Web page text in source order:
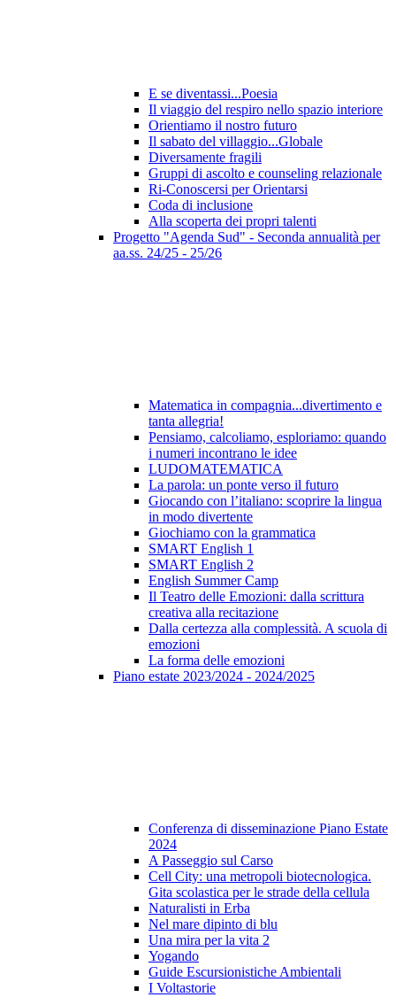
E se diventassi...Poesia
Il viaggio del respiro nello spazio interiore
Orientiamo il nostro futuro
Il sabato del villaggio...Globale
Diversamente fragili
Gruppi di ascolto e counseling relazionale
Ri-Conoscersi per Orientarsi
Coda di inclusione
Alla scoperta dei propri talenti
Progetto "Agenda Sud" - Seconda annualità per
aa.ss. 24/25 - 25/26
Matematica in compagnia...divertimento e
tanta allegria!
Pensiamo, calcoliamo, esploriamo: quando
i numeri incontrano le idee
LUDOMATEMATICA
La parola: un ponte verso il futuro
Giocando con l’italiano: scoprire la lingua
in modo divertente
Giochiamo con la grammatica
SMART English 1
SMART English 2
English Summer Camp
Il Teatro delle Emozioni: dalla scrittura
creativa alla recitazione
Dalla certezza alla complessità. A scuola di
emozioni
La forma delle emozioni
Piano estate 2023/2024 - 2024/2025
Conferenza di disseminazione Piano Estate
2024
A Passeggio sul Carso
Cell City: una metropoli biotecnologica.
Gita scolastica per le strade della cellula
Naturalisti in Erba
Nel mare dipinto di blu
Una mira per la vita 2
Yogando
Guide Escursionistiche Ambientali
I Voltastorie